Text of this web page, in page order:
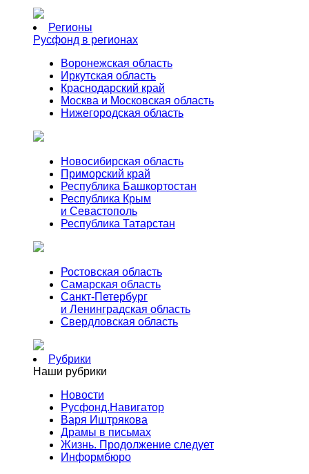
Регионы
Русфонд в регионах
Воронежская область
Иркутская область
Краснодарский край
Москва и Московская область
Нижегородская область
Новосибирская область
Приморский край
Республика Башкортостан
Республика Крым
и Севастополь
Республика Татарстан
Ростовская область
Самарская область
Санкт-Петербург
и Ленинградская область
Свердловская область
Рубрики
Наши рубрики
Новости
Русфонд.Навигатор
Варя Иштрякова
Драмы в письмах
Жизнь. Продолжение следует
Информбюро